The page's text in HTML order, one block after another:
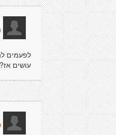
לפעמים
עושים